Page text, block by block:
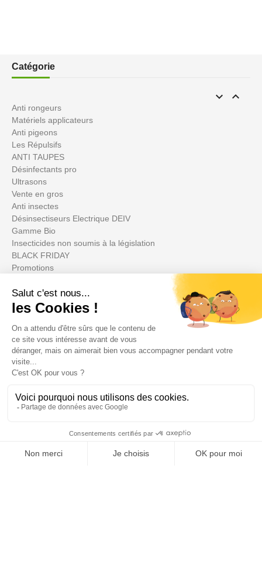
Catégorie
 
Anti rongeurs
Matériels applicateurs
Anti pigeons
Les Répulsifs
ANTI TAUPES
Désinfectants pro
Ultrasons
Vente en gros
Anti insectes
Désinsectiseurs Electrique DEIV
Gamme Bio
Insecticides non soumis à la législation
BLACK FRIDAY
Promotions
Votre compte
Informations
